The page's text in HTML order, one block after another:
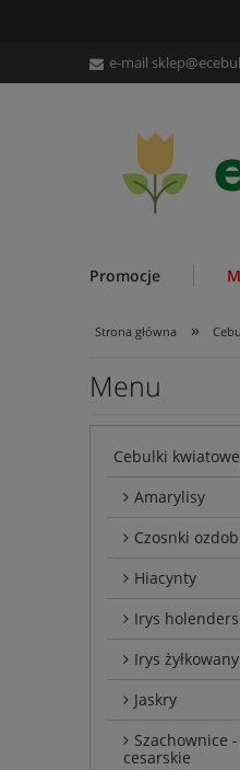
e-mail
Promocje
Strona główna »
Menu
Cebulki
Amarylisy
Czosnki
Hiacynty
Irys
Irys żyłkowany
Jaskry
Szachownice
cesarskie